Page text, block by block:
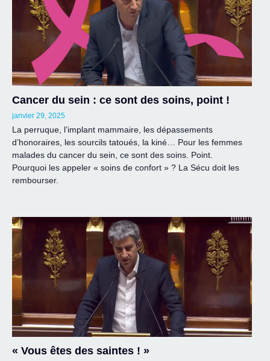
Cancer du sein : ce sont des soins, point !
janvier 29, 2025
La perruque, l’implant mammaire, les dépassements
d’honoraires, les sourcils tatoués, la kiné… Pour les femmes
malades du cancer du sein, ce sont des soins. Point.
Pourquoi les appeler « soins de confort » ? La Sécu doit les
rembourser.
« Vous êtes des saintes ! »